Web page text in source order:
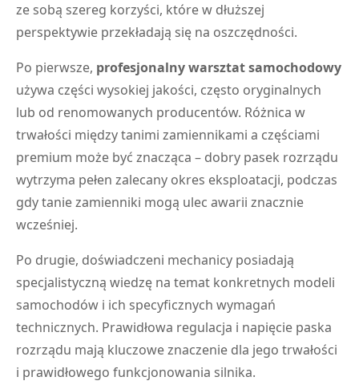
ze sobą szereg korzyści, które w dłuższej
perspektywie przekładają się na oszczędności.
Po pierwsze, profesjonalny warsztat samochodowy
używa części wysokiej jakości, często oryginalnych
lub od renomowanych producentów. Różnica w
trwałości między tanimi zamiennikami a częściami
premium może być znacząca – dobry pasek rozrządu
wytrzyma pełen zalecany okres eksploatacji, podczas
gdy tanie zamienniki mogą ulec awarii znacznie
wcześniej.
Po drugie, doświadczeni mechanicy posiadają
specjalistyczną wiedzę na temat konkretnych modeli
samochodów i ich specyficznych wymagań
technicznych. Prawidłowa regulacja i napięcie paska
rozrządu mają kluczowe znaczenie dla jego trwałości
i prawidłowego funkcjonowania silnika.